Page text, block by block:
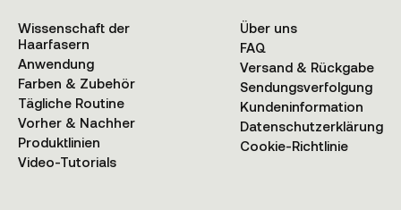
Wissenschaft der
Haarfasern
Anwendung
Farben & Zubehör
Tägliche Routine
Vorher & Nachher
Produktlinien
Video-Tutorials
Über uns
FAQ
Versand & Rückgabe
Sendungsverfolgung
Kundeninformation
Datenschutzerklärung
Cookie-Richtlinie